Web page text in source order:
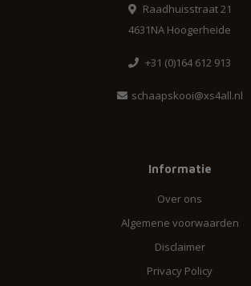
Raadhuisstraat 21
4631NA Hoogerheide
+31 (0)164 612 913
schaapskooi@xs4all.nl
Informatie
Over ons
Algemene voorwaarden
Disclaimer
Privacy Policy